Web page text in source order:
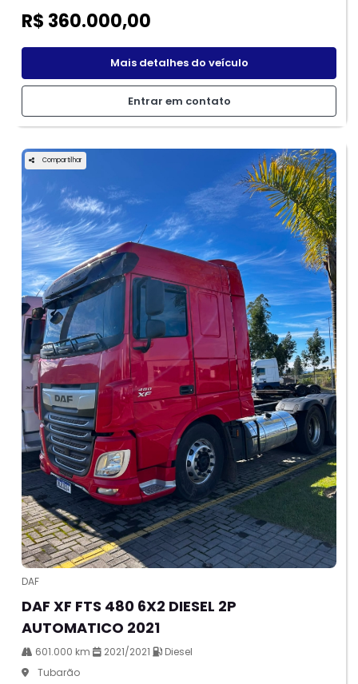
R$ 360.000,00
Mais detalhes do veículo
Entrar em contato
Compartilhar
DAF
DAF XF FTS 480 6X2 DIESEL 2P
AUTOMATICO 2021
601.000 km 2021/2021
Diesel
Tubarão